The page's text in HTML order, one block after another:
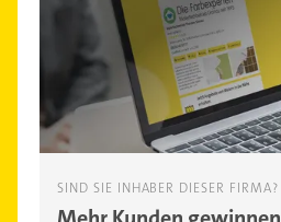
SIND SIE INHABER DIESER FIRMA?